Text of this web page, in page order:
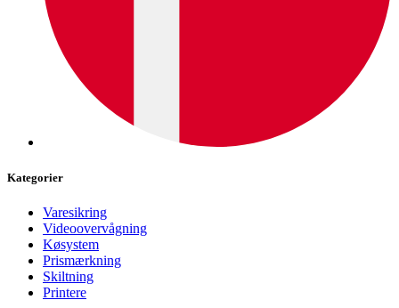
Kategorier
Varesikring
Videoovervågning
Køsystem
Prismærkning
Skiltning
Printere